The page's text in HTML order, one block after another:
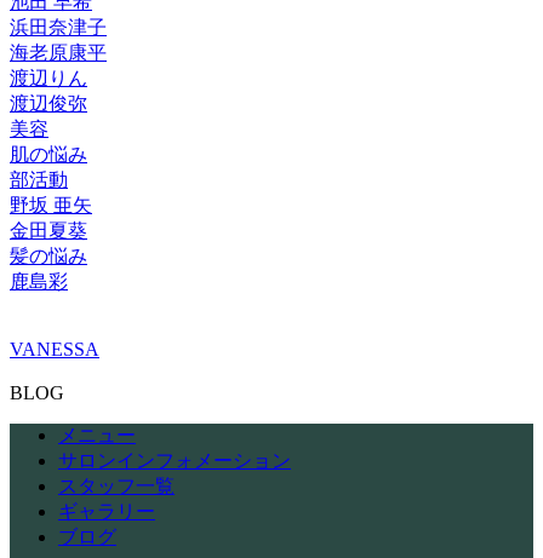
浜田奈津子
海老原康平
渡辺りん
渡辺俊弥
美容
肌の悩み
部活動
野坂 亜矢
金田夏葵
髪の悩み
鹿島彩
VANESSA
BLOG
メニュー
サロンインフォメーション
スタッフ一覧
ギャラリー
ブログ